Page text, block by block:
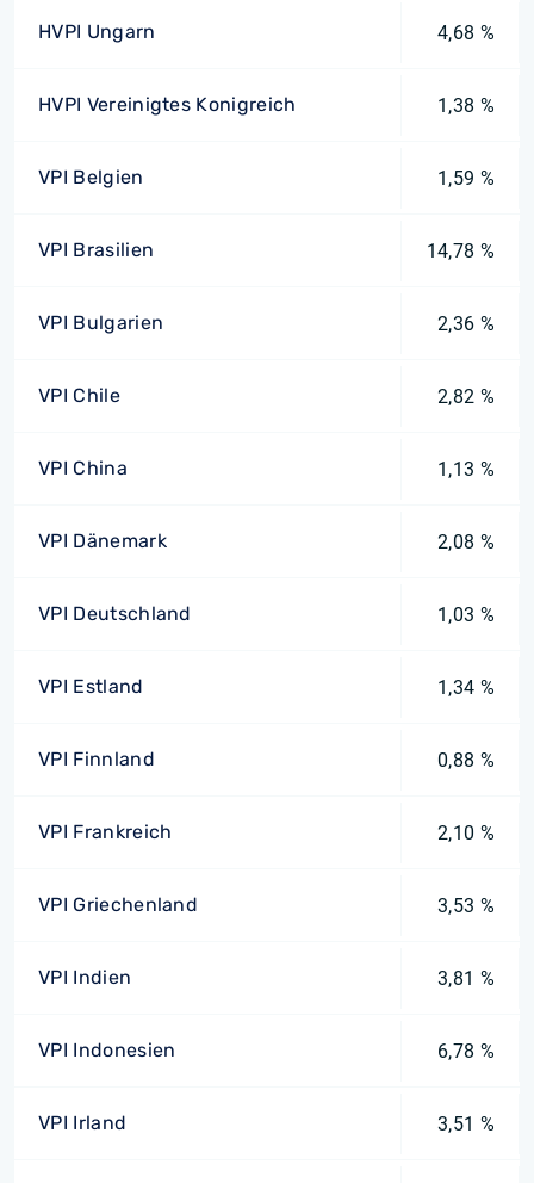
HVPI Ungarn 4,68 %
HVPI Vereinigtes Konigreich 1,38 %
VPI Belgien 1,59 %
VPI Brasilien 14,78 %
VPI Bulgarien 2,36 %
VPI Chile 2,82 %
VPI China 1,13 %
VPI Dänemark 2,08 %
VPI Deutschland 1,03 %
VPI Estland 1,34 %
VPI Finnland 0,88 %
VPI Frankreich 2,10 %
VPI Griechenland 3,53 %
VPI Indien 3,81 %
VPI Indonesien 6,78 %
VPI Irland 3,51 %